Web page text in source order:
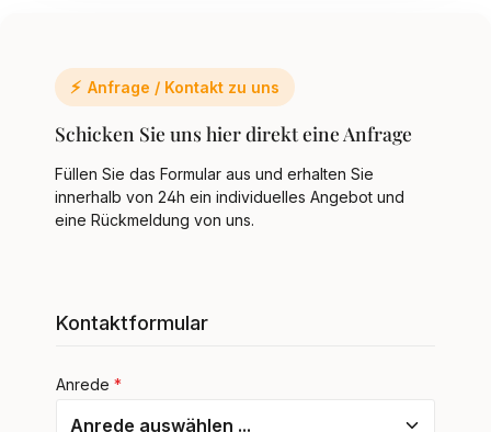
⚡ Anfrage / Kontakt zu uns
Schicken Sie uns hier direkt eine Anfrage
Füllen Sie das Formular aus und erhalten Sie
innerhalb von 24h ein individuelles Angebot und
eine Rückmeldung von uns.
Kontaktformular
Anrede *